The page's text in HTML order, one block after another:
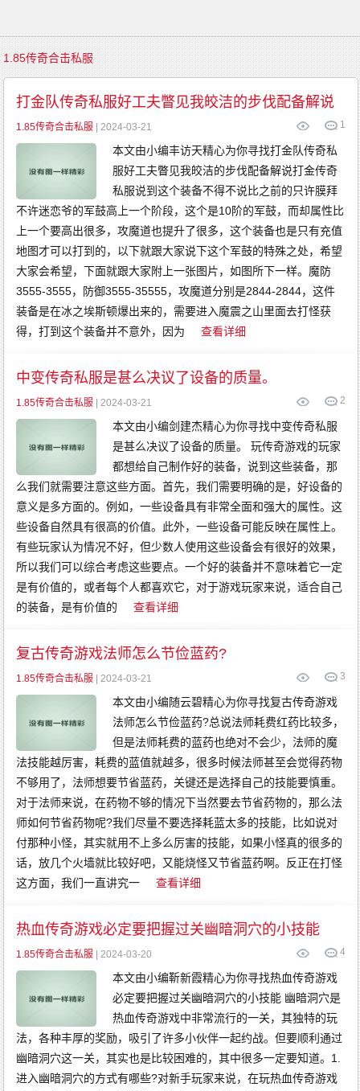
首
页
传
奇
游
戏
复
古
传
奇
新
开
传
奇
传
奇
发
布
精
品
传
奇
英
雄
传
奇
金
币
传
奇
中
变
传
奇
变
态
传
奇
网
通
传
奇
1.85传奇合击私服
打金队传奇私服好工夫瞥见我皎洁的步伐配备解说
1
1.85传奇合击私服 | 2024-03-21
本文由小编丰访天精心为你寻找打金队传奇私
服好工夫瞥见我皎洁的步伐配备解说打金传奇
私服说到这个装备不得不说比之前的只许膜拜
不许迷恋爷的军鼓高上一个阶段，这个是10阶的军鼓，而却属性比
上一个要高出很多，攻魔道也提升了很多，这个装备也是只有充值
地图才可以打到的，以下就跟大家说下这个军鼓的特殊之处，希望
大家会希望，下面就跟大家附上一张图片，如图所下一样。魔防
3555-3555，防御3555-35555，攻魔道分别是2844-2844，这件
装备是在冰之埃斯顿爆出来的，需要进入魔震之山里面去打怪获
得，打到这个装备并不意外，因为
查看详细
中变传奇私服是甚么决议了设备的质量。
2
1.85传奇合击私服 | 2024-03-21
本文由小编剑建杰精心为你寻找中变传奇私服
是甚么决议了设备的质量。 玩传奇游戏的玩家
都想给自己制作好的装备，说到这些装备，那
么我们就需要注意这些方面。首先，我们需要明确的是，好设备的
意义是多方面的。例如，一些设备具有非常全面和强大的属性。这
些设备自然具有很高的价值。此外，一些设备可能反映在属性上。
有些玩家认为情况不好，但少数人使用这些设备会有很好的效果，
所以我们可以综合考虑这些要点。一个好的装备并不意味着它一定
是有价值的，或者每个人都喜欢它，对于游戏玩家来说，适合自己
的装备，是有价值的
查看详细
复古传奇游戏法师怎么节俭蓝药?
3
1.85传奇合击私服 | 2024-03-21
本文由小编随云碧精心为你寻找复古传奇游戏
法师怎么节俭蓝药?总说法师耗费红药比较多，
但是法师耗费的蓝药也绝对不会少，法师的魔
法技能越厉害，耗费的蓝值就越多，很多时候法师甚至会觉得药物
不够用了，法师想要节省蓝药，关键还是选择自己的技能要慎重。
对于法师来说，在药物不够的情况下当然要去节省药物的，那么法
师如何节省药物呢?我们尽量不要选择耗蓝太多的技能，比如说对
付那种小怪，其实就用不上多么厉害的技能，如果小怪真的很多的
话，放几个火墙就比较好吧，又能烧怪又节省蓝药啊。反正在打怪
这方面，我们一直讲究一
查看详细
热血传奇游戏必定要把握过关幽暗洞穴的小技能
4
1.85传奇合击私服 | 2024-03-20
本文由小编靳新霞精心为你寻找热血传奇游戏
必定要把握过关幽暗洞穴的小技能 幽暗洞穴是
热血传奇游戏中非常流行的一关，其独特的玩
法，各种丰厚的奖励，吸引了许多小伙伴一起约战。但要顺利通过
幽暗洞穴这一关，其实也是比较困难的，其中很多一定要知道。1.
进入幽暗洞穴的方式有哪些?对新手玩家来说，在玩热血传奇游戏